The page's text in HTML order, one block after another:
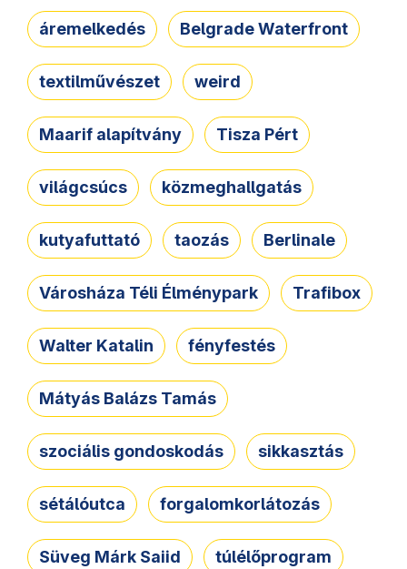
áremelkedés Belgrade Waterfront
textilművészet weird
Maarif alapítvány Tisza Pért
világcsúcs közmeghallgatás
kutyafuttató taozás Berlinale
Városháza Téli Élménypark Trafibox
Walter Katalin fényfestés
Mátyás Balázs Tamás
szociális gondoskodás sikkasztás
sétálóutca forgalomkorlátozás
Süveg Márk Saiid túlélőprogram